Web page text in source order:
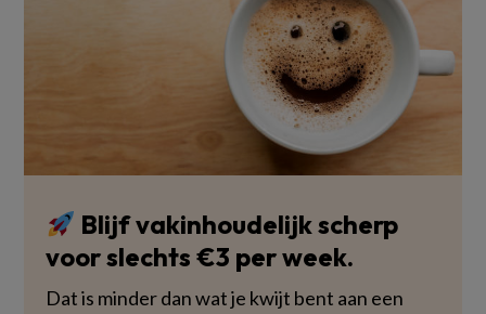
Blijf vakinhoudelijk scherp
voor slechts €3 per week.
Dat is minder dan wat je kwijt bent aan een